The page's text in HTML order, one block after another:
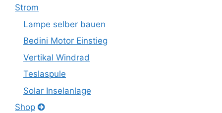
Strom
Lampe selber bauen
Bedini Motor Einstieg
Vertikal Windrad
Teslaspule
Solar Inselanlage
Shop